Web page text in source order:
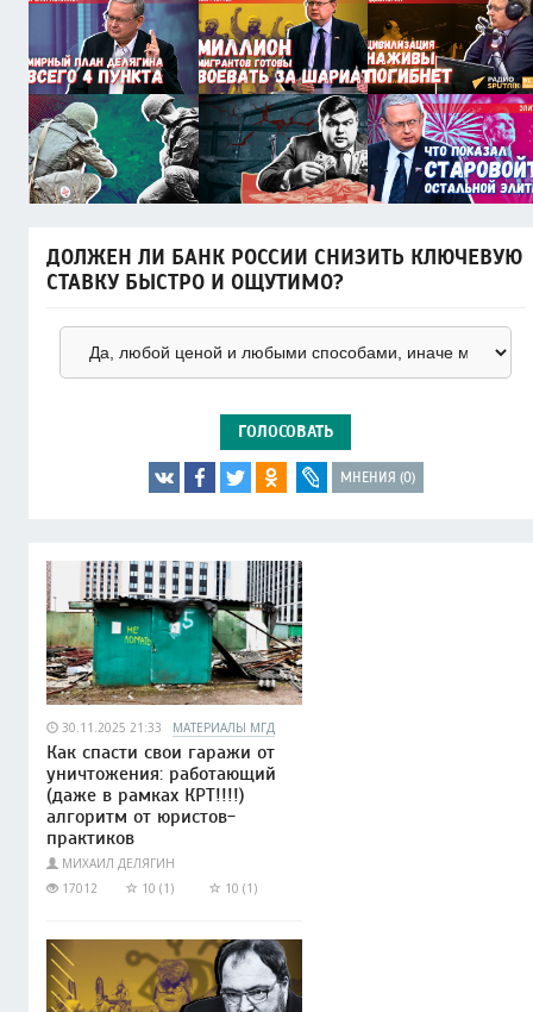
ДОЛЖЕН ЛИ БАНК РОССИИ СНИЗИТЬ КЛЮЧЕВУЮ
СТАВКУ БЫСТРО И ОЩУТИМО?
ГОЛОСОВАТЬ
МНЕНИЯ (0)
30.11.2025 21:33 МАТЕРИАЛЫ МГД
Как спасти свои гаражи от
уничтожения: работающий
(даже в рамках КРТ!!!!)
алгоритм от юристов-
практиков
МИХАИЛ ДЕЛЯГИН
17012
10 (1) 10 (1)